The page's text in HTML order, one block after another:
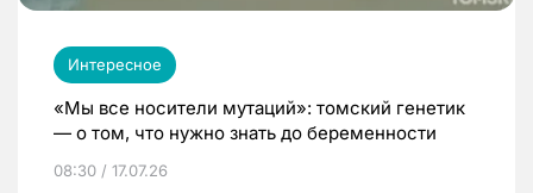
Интересное
«Мы все носители мутаций»: томский генетик
— о том, что нужно знать до беременности
08:30 / 17.07.26